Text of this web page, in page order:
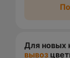
Для новых
вывоз